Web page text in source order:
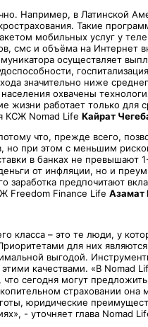
Например, в Латинской
Такие
мобильных услуг у
смс и объёма на Интернет
осуществляет
значительно ниже
охвачены
жизни работает только для
КСЖ Nomad Life Кайрат
что, прежде всего,
но при этом с меньшим
в банках не превышают
от инфляции, но и
предпочитают
Freedom Finance Life Азамат
класса – это те люди, у
для них являются
выгодой.
качествами. «В Nomad
сегодня могут
страховании она
юридические
- уточняет глава Nomad